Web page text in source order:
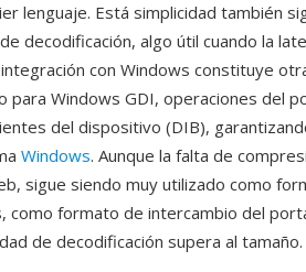
lenguaje. Está simplicidad también
decodificación, algo útil cuando la
con Windows constituye
para Windows GDI, operaciones del
del dispositivo (DIB),
Windows. Aunque la falta de
sigue siendo muy utilizado como
como formato de intercambio del
de decodificación supera al tamaño.